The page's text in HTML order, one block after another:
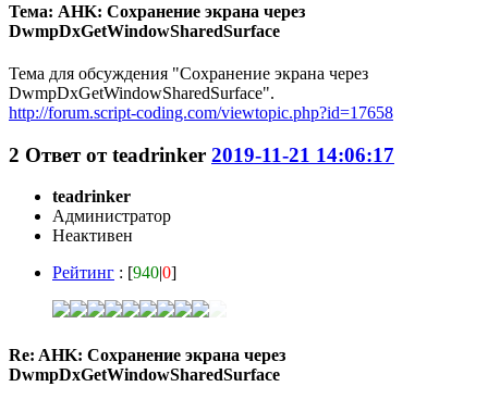
Тема: AHK: Сохранение экрана через
DwmpDxGetWindowSharedSurface
Тема для обсуждения "Сохранение экрана через
DwmpDxGetWindowSharedSurface".
http://forum.script-coding.com/viewtopic.php?id=17658
2 Ответ отteadrinker 2019-11-21 14:06:17
teadrinker
Администратор
Неактивен
Рейтинг : [940|0]
Re: AHK: Сохранение экрана через
DwmpDxGetWindowSharedSurface